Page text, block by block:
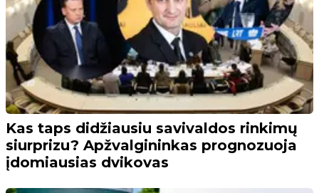
Kas taps didžiausiu savivaldos rinkimų
siurprizu? Apžvalgininkas prognozuoja
įdomiausias dvikovas